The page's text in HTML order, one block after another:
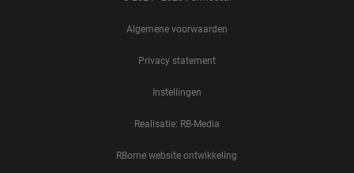
Algemene voorwaarden
Privacy statement
Instellingen
Realisatie: RB-Media
RBorne website ontwikkeling